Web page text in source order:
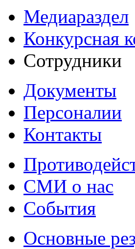
Медиараздел
Конкурсная
Сотрудники
Документы
Персоналии
Контакты
СМИ о нас
События
Основные